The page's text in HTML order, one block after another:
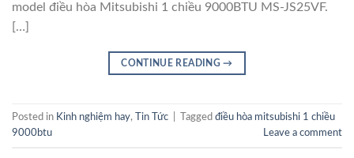
model điều hòa Mitsubishi 1 chiều 9000BTU MS-JS25VF.
[…]
CONTINUE READING→
Posted in Kinh nghiệm hay, Tin Tức Tagged điều hòa mitsubishi 1 chiều
9000btu
Leave a comment